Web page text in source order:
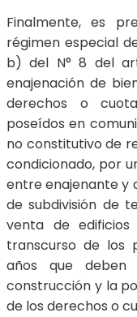
Finalmente, es
régimen especial
b) del N° 8 del
enajenación de
derechos o
poseídos en
no constitutivo de
condicionado, por
entre enajenante y
de subdivisión de
venta de
transcurso de los
años que deben
construcción y la
de los derechos o